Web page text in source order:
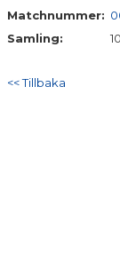
Matchnummer:
Samling:
<< Tillbaka